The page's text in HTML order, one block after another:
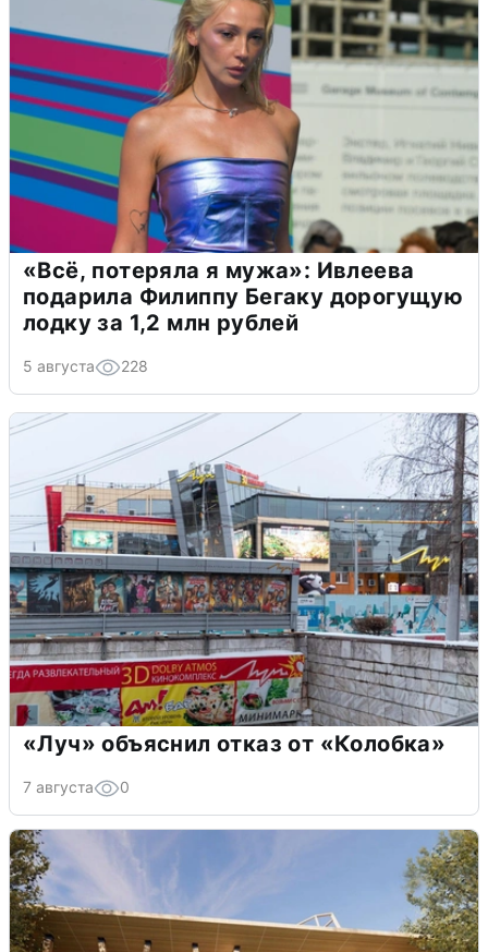
«Всё, потеряла я мужа»: Ивлеева
подарила Филиппу Бегаку дорогущую
лодку за 1,2 млн рублей
5 августа 228
«Луч» объяснил отказ от «Колобка»
7 августа 0